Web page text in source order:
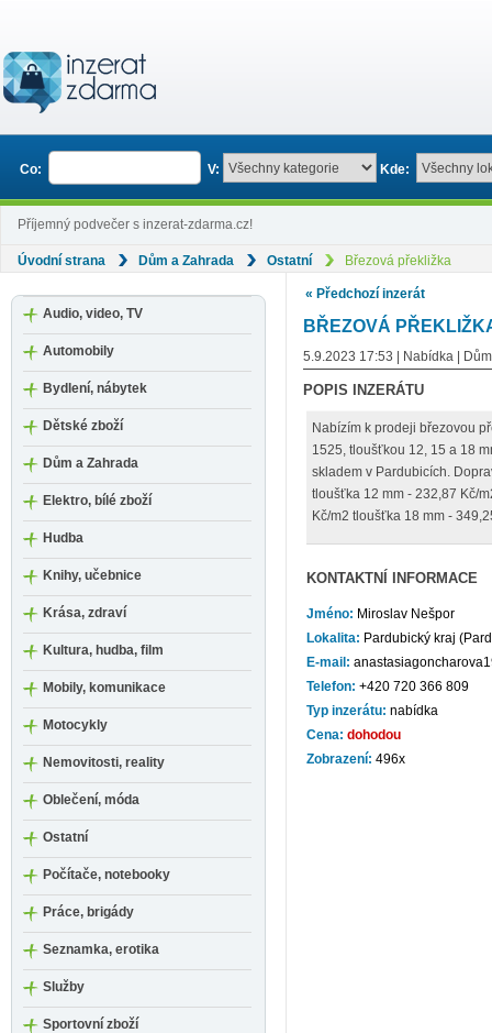
Co: V: Kde:
Příjemný podvečer s inzerat-zdarma.cz!
Úvodní strana Dům a Zahrada Ostatní Březová překližka
Audio, video, TV
Automobily
Bydlení, nábytek
Dětské zboží
Dům a Zahrada
Elektro, bílé zboží
Hudba
Knihy, učebnice
Krása, zdraví
Kultura, hudba, film
Mobily, komunikace
Motocykly
Nemovitosti, reality
Oblečení, móda
Ostatní
Počítače, notebooky
Práce, brigády
Seznamka, erotika
Služby
Sportovní zboží
« Předchozí inzerát
BŘEZOVÁ
5.9.2023 17:53 | Nabídka |
POPIS INZERÁTU
Nabízím k prodeji březovou
1525, tloušťkou 12, 15 a 18
skladem v Pardubicích.
tloušťka 12 mm - 232,87 Kč/
Kč/m2 tloušťka 18 mm -
KONTAKTNÍ INFORMACE
Jméno: Miroslav Nešpor
Lokalita: Pardubický kraj
E-mail:
Telefon: +420 720 366 809
Typ inzerátu: nabídka
Cena: dohodou
Zobrazení: 496x